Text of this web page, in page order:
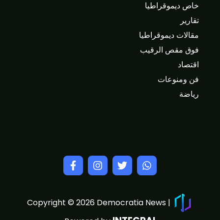
خاص ديموقراطيا
تقارير
مقالات ديموقراطيا
فوق مقص الرقيب
اقتصاد
فن ومنوعات
رياضة